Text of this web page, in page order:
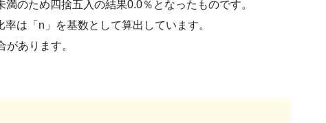
のため四捨五入の結果0.0％となったものです。
は「n」を基数として算出しています。
あります。